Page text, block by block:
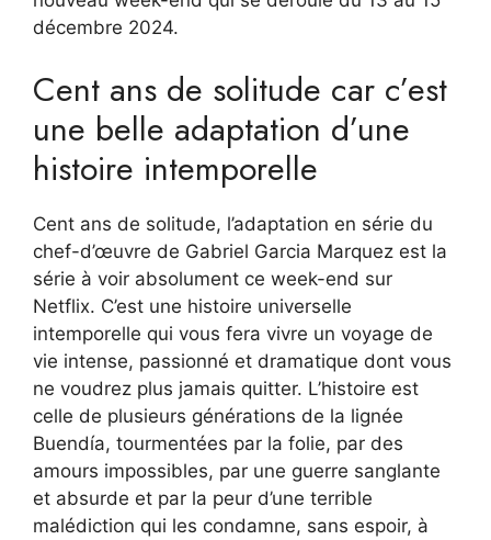
décembre 2024.
Cent ans de solitude car c’est
une belle adaptation d’une
histoire intemporelle
Cent ans de solitude, l’adaptation en série du
chef-d’œuvre de Gabriel Garcia Marquez est la
série à voir absolument ce week-end sur
Netflix. C’est une histoire universelle
intemporelle qui vous fera vivre un voyage de
vie intense, passionné et dramatique dont vous
ne voudrez plus jamais quitter. L’histoire est
celle de plusieurs générations de la lignée
Buendía, tourmentées par la folie, par des
amours impossibles, par une guerre sanglante
et absurde et par la peur d’une terrible
malédiction qui les condamne, sans espoir, à